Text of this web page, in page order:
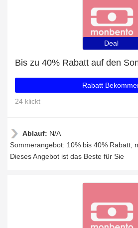
Deal
Rabatt
24 klickt
Ablauf: N/A
Sommerangebot: 10% bis 40% Rabatt,
Dieses Angebot ist das Beste für Sie